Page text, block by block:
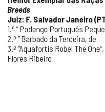
Breeds
Juiz: F. Salvador Janeiro
1.º ” Podengo Português
2.º ” Barbado da Terceira, de
3.º “Aquafortis Robel The
Flores Ribeiro